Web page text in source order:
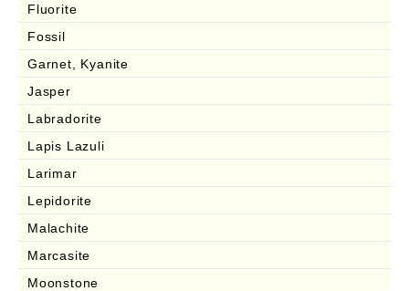
Fluorite
Fossil
Garnet, Kyanite
Jasper
Labradorite
Lapis Lazuli
Larimar
Lepidorite
Malachite
Marcasite
Moonstone